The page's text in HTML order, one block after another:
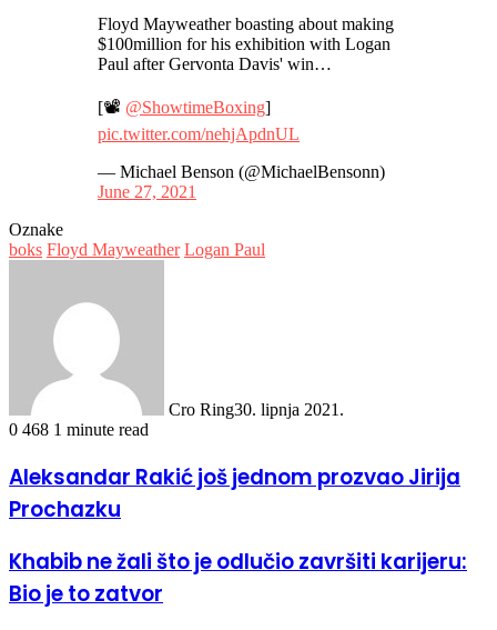
Floyd Mayweather boasting about making
$100million for his exhibition with Logan
Paul after Gervonta Davis' win…
[📽️ @ShowtimeBoxing]
pic.twitter.com/nehjApdnUL
— Michael Benson (@MichaelBensonn)
June 27, 2021
Oznake
boks Floyd Mayweather Logan Paul
Cro Ring30. lipnja 2021.
0 468 1 minute read
Aleksandar Rakić još jednom prozvao Jirija
Prochazku
Khabib ne žali što je odlučio završiti karijeru:
Bio je to zatvor